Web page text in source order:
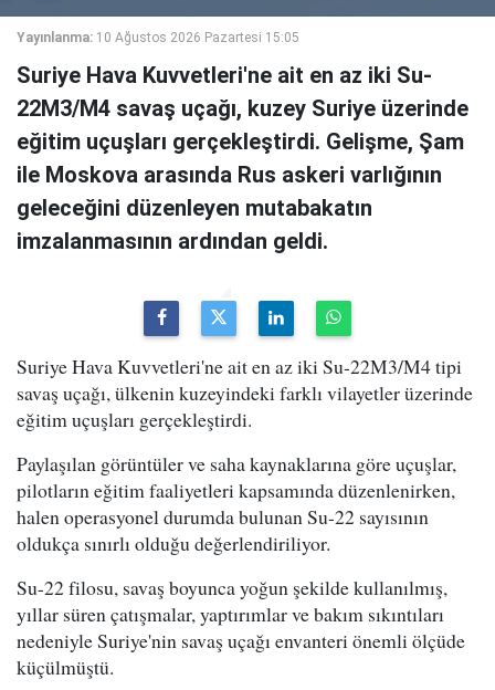
Yayınlanma: 10 Ağustos 2026 Pazartesi 15:05
Suriye Hava Kuvvetleri'ne ait en az iki Su-
22M3/M4 savaş uçağı, kuzey Suriye üzerinde
eğitim uçuşları gerçekleştirdi. Gelişme, Şam
ile Moskova arasında Rus askeri varlığının
geleceğini düzenleyen mutabakatın
imzalanmasının ardından geldi.
Suriye Hava Kuvvetleri'ne ait en az iki Su-22M3/M4 tipi
savaş uçağı, ülkenin kuzeyindeki farklı vilayetler üzerinde
eğitim uçuşları gerçekleştirdi.
Paylaşılan görüntüler ve saha kaynaklarına göre uçuşlar,
pilotların eğitim faaliyetleri kapsamında düzenlenirken,
halen operasyonel durumda bulunan Su-22 sayısının
oldukça sınırlı olduğu değerlendiriliyor.
Su-22 filosu, savaş boyunca yoğun şekilde kullanılmış,
yıllar süren çatışmalar, yaptırımlar ve bakım sıkıntıları
nedeniyle Suriye'nin savaş uçağı envanteri önemli ölçüde
küçülmüştü.